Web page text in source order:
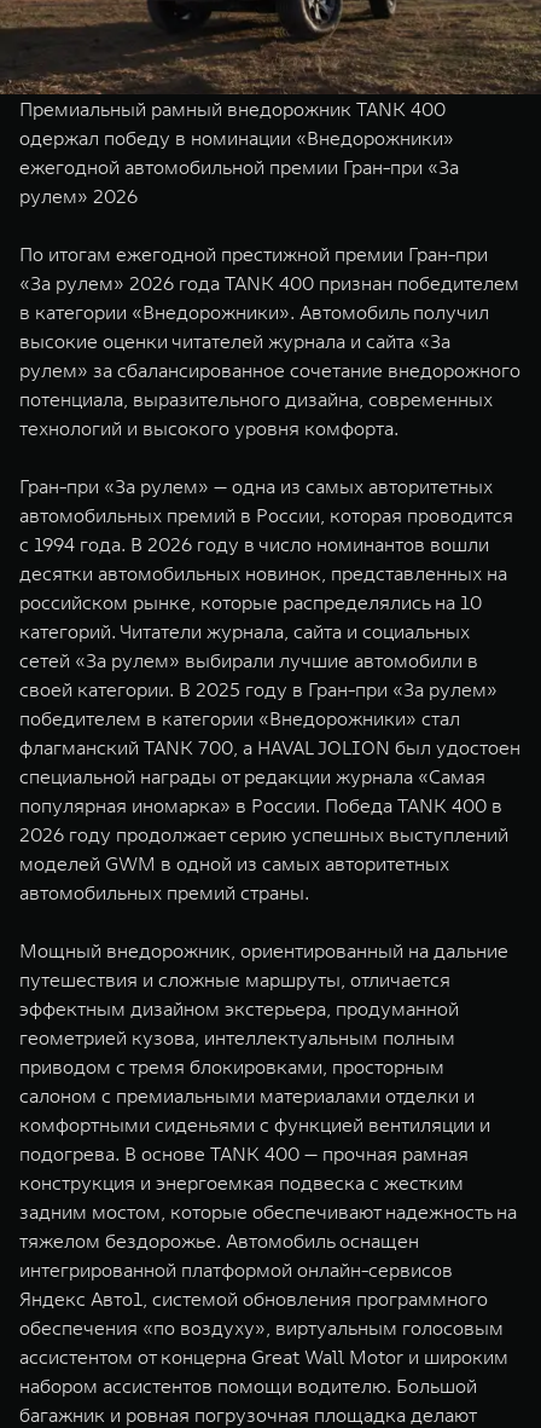
TANK 500
Веди за собой
от 6 499 000 ₽
TANK 700
Сила
от 10
WEY 07
Расширяя границы комфорта
от 6 149 000 ₽
WEY 05
Эстетика
от 5 699
WEY 80
Масштаб возможностей
WEY 80
TANK Финансы
Корпоративным клиентам
TANK ФИНАНСЫ
TANK Кредит
TANK Страхование
Сервис
Специальные предложения
Моторные масла
ЦИФРОВЫЕ СЕРВИСЫ TANK
Подписки
Премиальный рамный внедорожник TANK 400
одержал победу в номинации «Внедорожники»
ежегодной автомобильной премии Гран-при «За
рулем» 2026
По итогам ежегодной престижной премии Гран-при
«За рулем» 2026 года TANK 400 признан победителем
в категории «Внедорожники». Автомобиль получил
высокие оценки читателей журнала и сайта «За
рулем» за сбалансированное сочетание внедорожного
потенциала, выразительного дизайна, современных
технологий и высокого уровня комфорта.
Гран-при «За рулем» — одна из самых авторитетных
автомобильных премий в России, которая проводится
с 1994 года. В 2026 году в число номинантов вошли
десятки автомобильных новинок, представленных на
российском рынке, которые распределялись на 10
категорий. Читатели журнала, сайта и социальных
сетей «За рулем» выбирали лучшие автомобили в
своей категории. В 2025 году в Гран-при «За рулем»
победителем в категории «Внедорожники» стал
флагманский TANK 700, а HAVAL JOLION был удостоен
специальной награды от редакции журнала «Самая
популярная иномарка» в России. Победа TANK 400 в
2026 году продолжает серию успешных выступлений
моделей GWM в одной из самых авторитетных
автомобильных премий страны.
Мощный внедорожник, ориентированный на дальние
путешествия и сложные маршруты, отличается
эффектным дизайном экстерьера, продуманной
геометрией кузова, интеллектуальным полным
приводом с тремя блокировками, просторным
салоном с премиальными материалами отделки и
комфортными сиденьями с функцией вентиляции и
подогрева. В основе TANK 400 — прочная рамная
конструкция и энергоемкая подвеска с жестким
задним мостом, которые обеспечивают надежность на
тяжелом бездорожье. Автомобиль оснащен
интегрированной платформой онлайн-сервисов
Яндекс Авто1, системой обновления программного
обеспечения «по воздуху», виртуальным голосовым
ассистентом от концерна Great Wall Motor и широким
набором ассистентов помощи водителю. Большой
багажник и ровная погрузочная площадка делают